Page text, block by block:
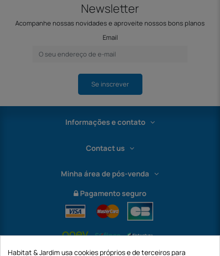
Newsletter
Acompanhe nossas novidades e aproveite nossos bons planos
Email
Se inscrever
Informações e contato
Contact us
Minha área de pós-venda
Pagamento seguro
Habitat & Jardim usa cookies próprios e de terceiros para